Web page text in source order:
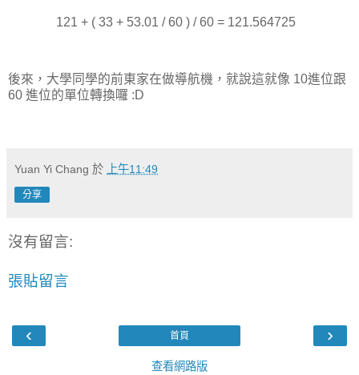
121 + ( 33 + 53.01 / 60 ) / 60 = 121.564725
後來，大學同學的前東家在做導航機，就說這就像 10進位跟
60 進位的單位轉換囉 :D
Yuan Yi Chang 於 上午11:49
分享
沒有留言:
張貼留言
‹ ›
首頁
查看網路版